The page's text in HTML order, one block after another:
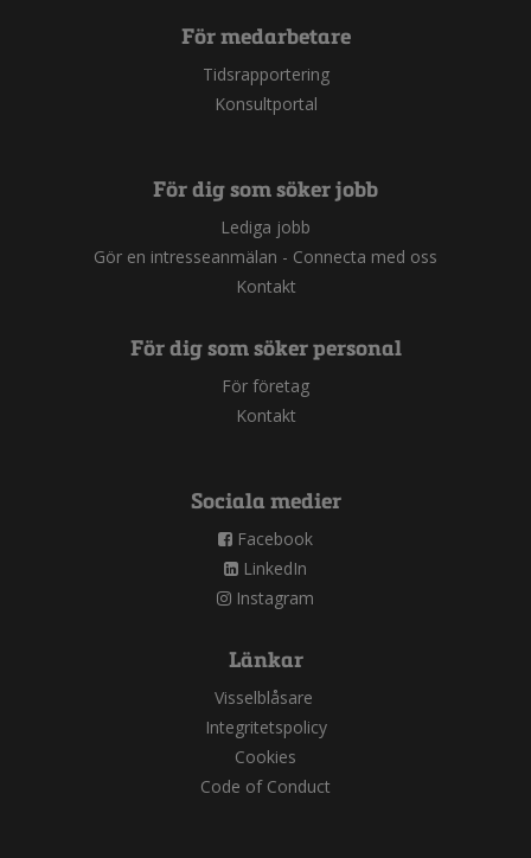
För medarbetare
Tidsrapportering
Konsultportal
För dig som söker jobb
Lediga jobb
Gör en intresseanmälan - Connecta med oss
Kontakt
För dig som söker personal
För företag
Kontakt
Sociala medier
Facebook
LinkedIn
Instagram
Länkar
Visselblåsare
Integritetspolicy
Cookies
Code of Conduct